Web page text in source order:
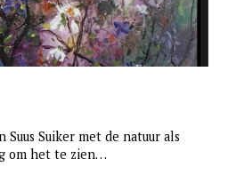
Suus Suiker met de natuur als
om het te zien…